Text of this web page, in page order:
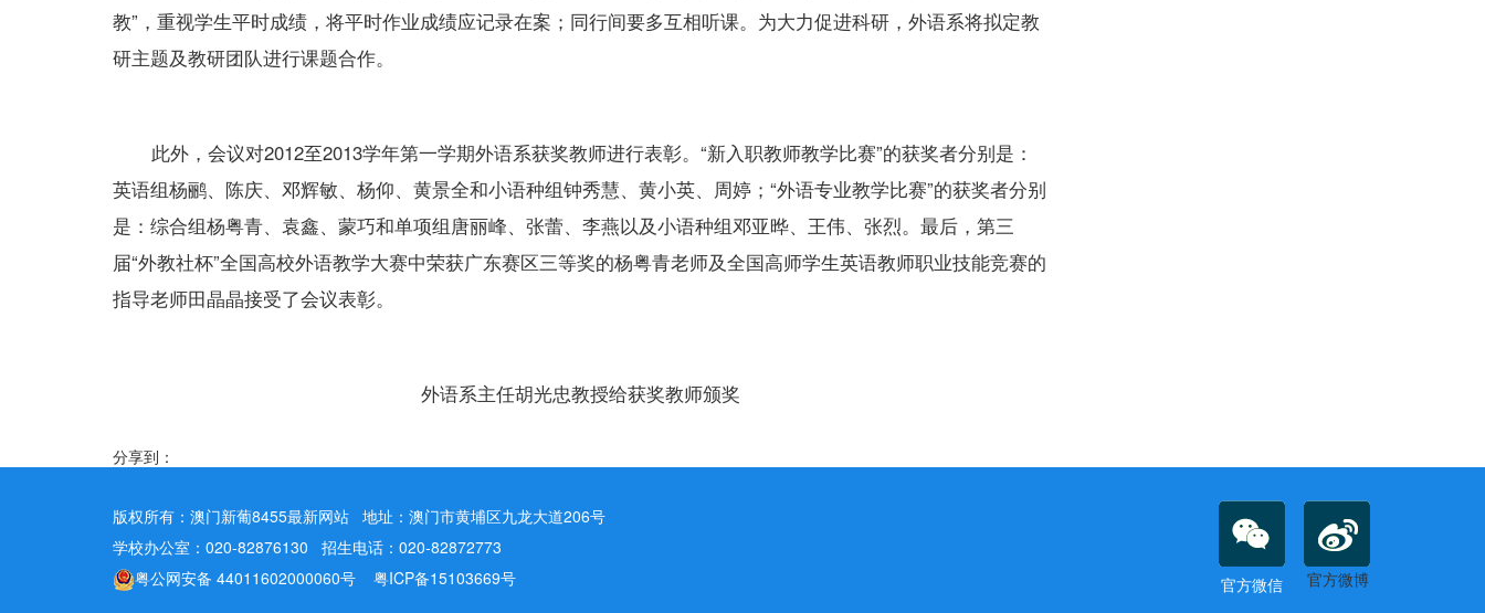
教”，重视学生平时成绩，将平时作业成绩应记录在案；同行间要多互相听课。为大力促进科研，外语系将拟定教
研主题及教研团队进行课题合作。
此外，会议对2012至2013学年第一学期外语系获奖教师进行表彰。“新入职教师教学比赛”的获奖者分别是：
英语组杨鹂、陈庆、邓辉敏、杨仰、黄景全和小语种组钟秀慧、黄小英、周婷；“外语专业教学比赛”的获奖者分别
是：综合组杨粤青、袁鑫、蒙巧和单项组唐丽峰、张蕾、李燕以及小语种组邓亚晔、王伟、张烈。最后，第三
届“外教社杯”全国高校外语教学大赛中荣获广东赛区三等奖的杨粤青老师及全国高师学生英语教师职业技能竞赛的
指导老师田晶晶接受了会议表彰。
外语系主任胡光忠教授给获奖教师颁奖
分享到：
版权所有：澳门新葡8455最新网站 地址：澳门市黄埔区九龙大道206号
学校办公室：020-82876130 招生电话：020-82872773
粤公网安备 44011602000060号 粤ICP备15103669号
官方微信 官方微博